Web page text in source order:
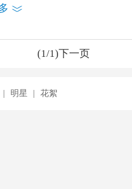
(1/1)下一页
| 明星 | 花絮